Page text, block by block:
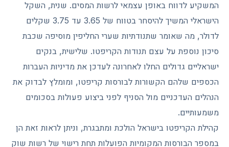
המשקיע לדווח באופן עצמאי לרשות המסים. שנית, השקל
הישראלי המשיך להיסחר בטווח של 3.65 עד 3.75 שקלים
לדולר, מה שאומר שתנודתיות שערי החליפין מוסיפה שכבת
סיכון נוספת על עצם תנודות הקריפטו. שלישית, בנקים
ישראליים גדולים החלו לאחרונה לעדכן את מדיניות העברות
הכספים שלהם הקשורות לבורסות קריפטו, ומומלץ לבדוק את
הנהלים העדכניים מול הסניף לפני ביצוע פעולות בסכומים
משמעותיים.
קהילת הקריפטו בישראל הולכת ומתבגרת, וניתן לראות זאת הן
במספר הבורסות המקומיות הפועלות תחת רישוי של רשות שוק